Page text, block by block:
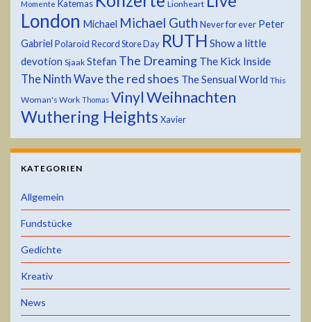
Momente Katemas Lionheart
London Michael Michael Guth Never for ever Peter
Gabriel Polaroid Record Store Day RUTH Show a little
devotion Sjaak Stefan The Dreaming The Kick Inside
The Ninth Wavethe red shoes The Sensual World This
Woman's Work Thomas VinylWeihnachten
Wuthering Heights Xavier
KATEGORIEN
Allgemein
Fundstücke
Gedichte
Kreativ
News